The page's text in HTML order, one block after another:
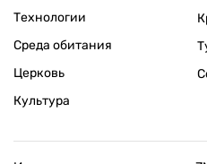
Технологии
Среда обитания
Церковь
Культура